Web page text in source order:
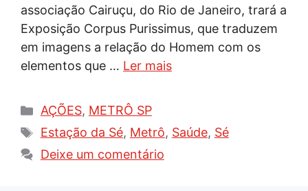
associação Cairuçu, do Rio de Janeiro, trará a
Exposição Corpus Purissimus, que traduzem
em imagens a relação do Homem com os
elementos que … Ler mais
Categorias
AÇÕES, METRÔ SP
Tags
Estação da Sé, Metrô, Saúde, Sé
Deixe um comentário